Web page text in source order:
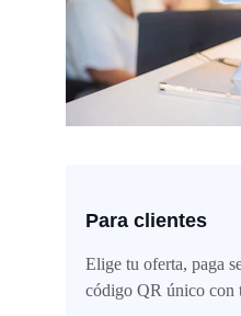
Para clientes
Elige tu oferta, paga
código QR único con